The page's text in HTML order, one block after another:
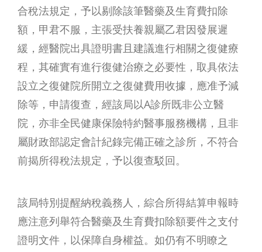
合稅法規定，予以剔除該筆醫藥及生育費扣除
額，甲君不服，主張受扶養親屬乙君因發展遲
緩，經醫院出具證明書且建議進行相關之復健療
程，其確實有進行復健治療之必要性，取具依法
設立之復健院所開立之復健費用收據，應准予減
除等，申請復查，經該局以A診所既非公立醫
院，亦非全民健康保險特約醫事服務機構，且非
屬財政部認定會計紀錄完備正確之診所，不符合
前揭所得稅法規定，予以復查駁回。
該局特別提醒納稅義務人，綜合所得結算申報時
應注意列舉符合醫藥及生育費扣除額要件之支付
證明文件，以保障自身權益。如仍有不明瞭之